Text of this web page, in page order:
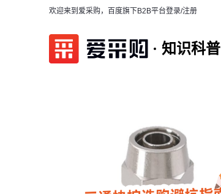
欢迎来到爱采购，百度旗下B2B平台登录/注册
知识科普